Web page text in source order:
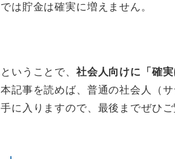
では貯金は確実に増えません。
ということで、 社会人向けに「確
本記事を読めば、普通の社会人（
手に入りますので、最後までぜひご